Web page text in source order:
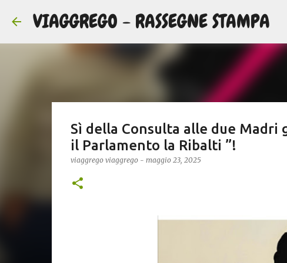
VIAGGREGO - RASSEGNE STAMPA
Sì della Consulta alle due Madri
il Parlamento la Ribalti ”!
viaggrego viaggrego - maggio 23, 2025